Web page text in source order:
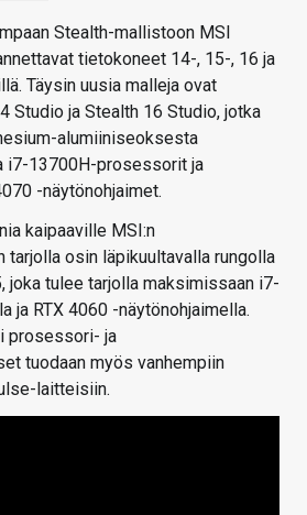
Stealth-mallistoon MSI
tietokoneet 14-, 15-, 16 ja
Täysin uusia malleja ovat
Studio ja Stealth 16 Studio, jotka
alumiiniseoksesta
i7-13700H-prosessorit ja
-näytönohjaimet.
kaipaaville MSI:n
tarjolla osin läpikuultavalla rungolla
joka tulee tarjolla maksimissaan i7-
ja RTX 4060 -näytönohjaimella.
prosessori- ja
tuodaan myös vanhempiin
laitteisiin.